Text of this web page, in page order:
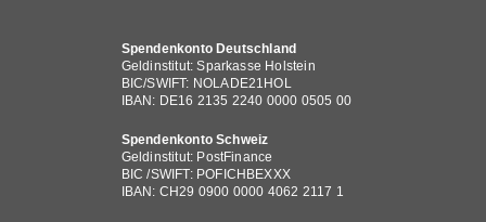
Spendenkonto Deutschland
Geldinstitut: Sparkasse Holstein
BIC/SWIFT: NOLADE21HOL
IBAN: DE16 2135 2240 0000 0505 00
Spendenkonto Schweiz
Geldinstitut: PostFinance
BIC /SWIFT: POFICHBEXXX
IBAN: CH29 0900 0000 4062 2117 1